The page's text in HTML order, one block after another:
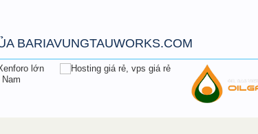
BARIAVUNGTAUWORKS.COM